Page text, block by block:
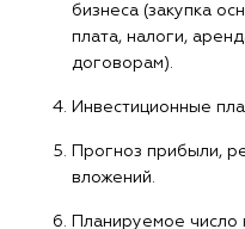
бизнеса (закупка
плата, налоги,
договорам).
Инвестиционные
Прогноз прибыли,
вложений.
Планируемое